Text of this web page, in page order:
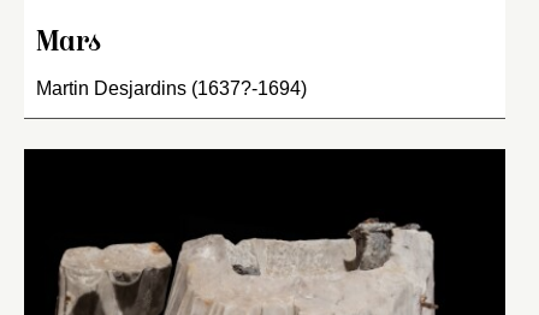
Mars
Martin Desjardins (1637?-1694)